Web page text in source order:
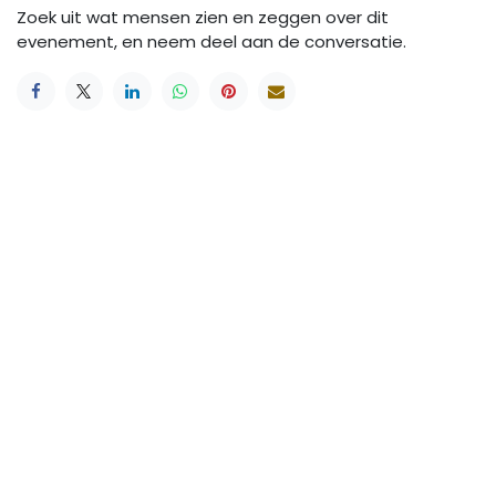
Zoek uit wat mensen zien en zeggen over dit
evenement, en neem deel aan de conversatie.